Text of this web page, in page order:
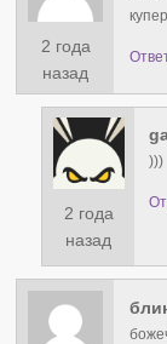
2 года
назад
2 года
назад
)))